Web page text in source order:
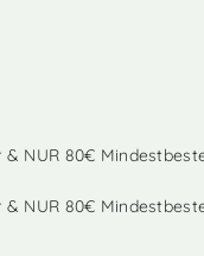
NUR 80€
NUR 80€